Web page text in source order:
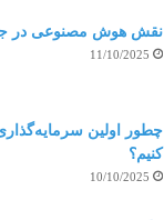
نقش هوش مصنوعی در
11/10/2025
چطور اولین
کنیم؟
10/10/2025